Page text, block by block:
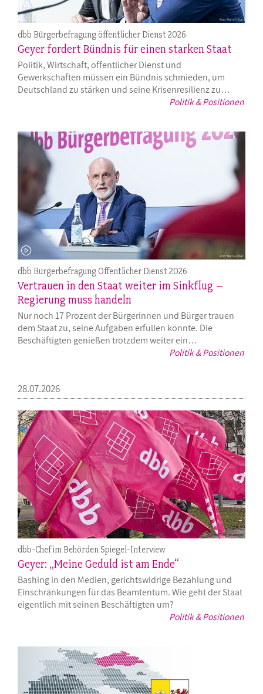
Politik & Positionen
dbb Bürgerbefragung öffentlicher Dienst 2026
Geyer fordert Bündnis für einen starken Staat
Politik, Wirtschaft, öffentlicher Dienst und
Gewerkschaften müssen ein Bündnis schmieden, um
Deutschland zu stärken und seine Krisenresilienz zu…
Politik & Positionen
dbb Bürgerbefragung Öffentlicher Dienst 2026
Vertrauen in den Staat weiter im Sinkflug –
Regierung muss handeln
Nur noch 17 Prozent der Bürgerinnen und Bürger trauen
dem Staat zu, seine Aufgaben erfüllen könnte. Die
Beschäftigten genießen trotzdem weiter ein…
28.07.2026
Politik & Positionen
dbb-Chef im Behörden Spiegel-Interview
Geyer: „Meine Geduld ist am Ende“
Bashing in den Medien, gerichtswidrige Bezahlung und
Einschränkungen für das Beamtentum. Wie geht der Staat
eigentlich mit seinen Beschäftigten um?